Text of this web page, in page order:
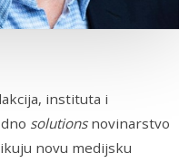
instituta i
solutions novinarstvo
novu medijsku